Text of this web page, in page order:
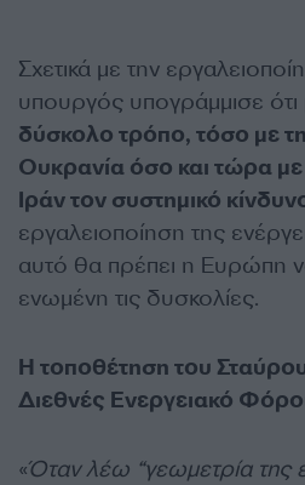
Σχετικά με την
υπουργός υπογράμμισε ότι
δύσκολο τρόπο, τόσο με
Ουκρανία όσο και τώρα
Ιράν τον συστημικό
εργαλειοποίηση της
αυτό θα πρέπει η Ευρώπη
ενωμένη τις δυσκολίες.
Η τοποθέτηση του
Διεθνές Ενεργειακό
«Όταν λέω “γεωμετρία της